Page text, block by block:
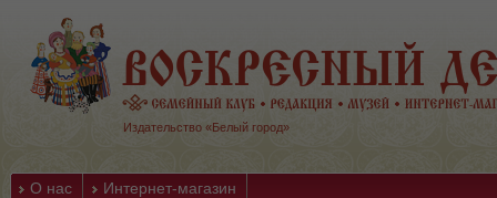
Издательство «Белый город»
О нас Интернет-магазин